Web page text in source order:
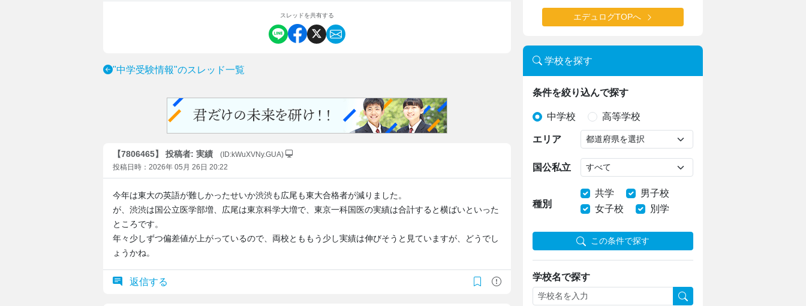
スレッドを共有する
"中学受験情報"のスレッド一覧
【7806465】 投稿者: 実績
(ID:kWuXVNy.GUA)
投稿日時：2026年 05月 26日 20:22
今年は東大の英語が難しかったせいか渋渋も広尾も東大合格者が減りました。
が、渋渋は国公立医学部増、広尾は東京科学大増で、東京一科国医の実績は合計すると横ばいといった
ところです。
年々少しずつ偏差値が上がっているので、両校とももう少し実績は伸びそうと見ていますが、どうでし
ょうかね。
返信する
エデュログTOPへ
学校を探す
条件を絞り込んで探す
中学校 高等学校
エリア
国公私立
種別
共学
男子校
女子校
別学
この条件で探す
学校名で探す